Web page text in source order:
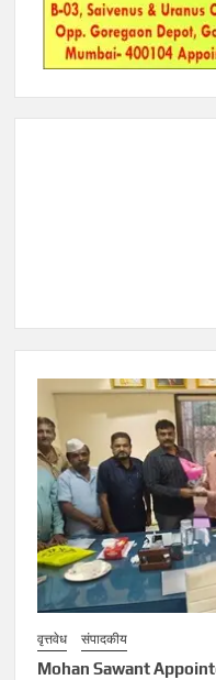
वृत्तवेध संपादकीय
Mohan Sawant